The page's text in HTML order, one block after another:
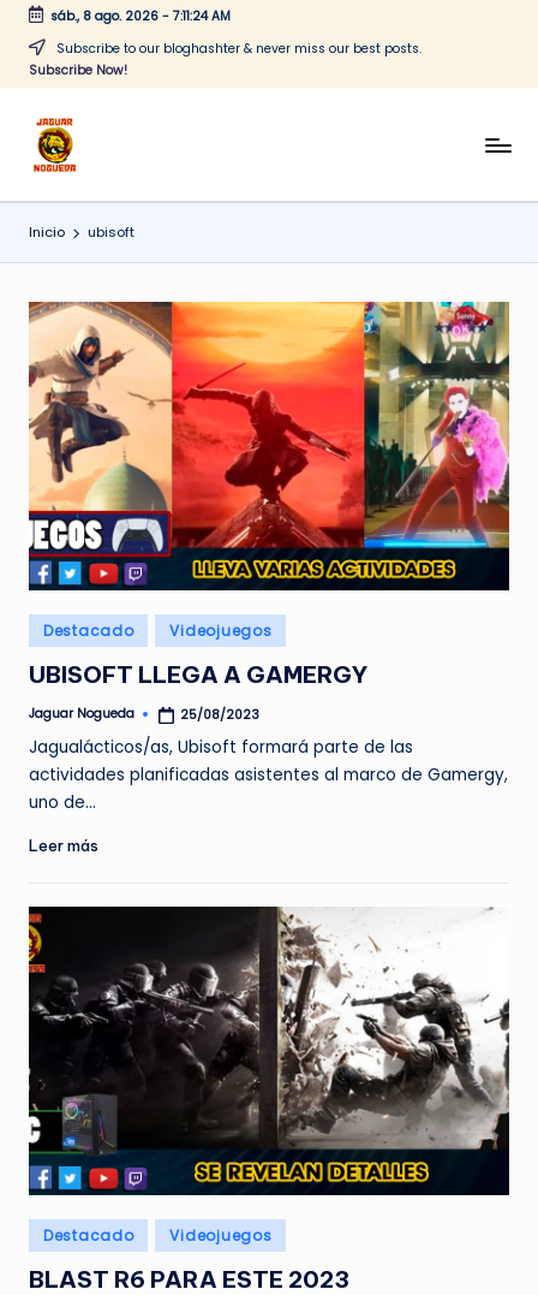
Saltar
sáb., 8 ago. 2026- 7:11:25 AM
Subscribe to our bloghashter & never miss our best posts.
Subscribe Now!
J
a
g
a
r
N
o
g
u
e
d
a
CONTENIDO
Inicio ubisoft
Publicado
en
Destacado Videojuegos
UBISOFT LLEGA A GAMERGY
Publicado
Jaguar Nogueda 25/08/2023
Jagualácticos/as, Ubisoft formará parte de las
actividades planificadas asistentes al marco de Gamergy,
uno de…
Leer más
Publicado
en
Destacado Videojuegos
BLAST R6 PARA ESTE 2023